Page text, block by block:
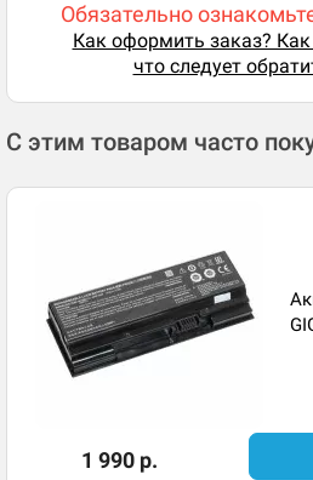
Обязательно
Как оформить заказ?
что следует
С этим товаром часто
1 990 р.